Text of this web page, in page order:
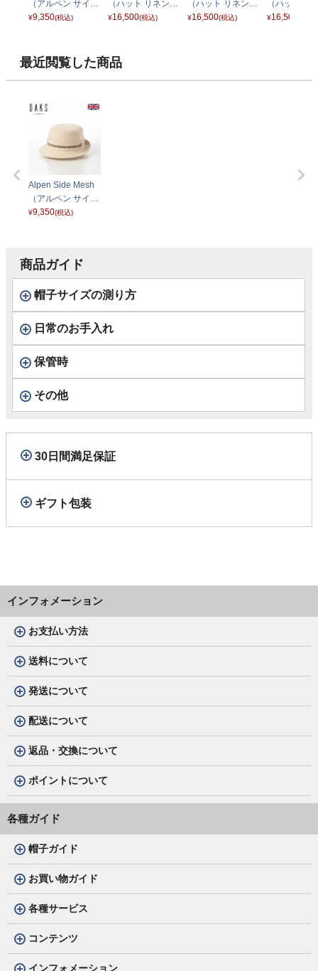
（アルペン サイド
メッシュ） D1745
¥9,350(税込)
（ハット リネンメ
ッシュ） D1718
¥16,500(税込)
（ハット リネンメ
ッシュ） D1718
¥16,500(税込)
（ハット リ
ッシュ）
¥16,500
最近閲覧した商品
Alpen Side Mesh
（アルペン サイド
メッシュ） D1745
¥9,350(税込)
商品ガイド
帽子サイズの測り方
日常のお手入れ
保管時
その他
30日間満足保証
ギフト包装
インフォメーション
お支払い方法
送料について
発送について
配送について
返品・交換について
ポイントについて
各種ガイド
帽子ガイド
お買い物ガイド
各種サービス
コンテンツ
インフォメーション